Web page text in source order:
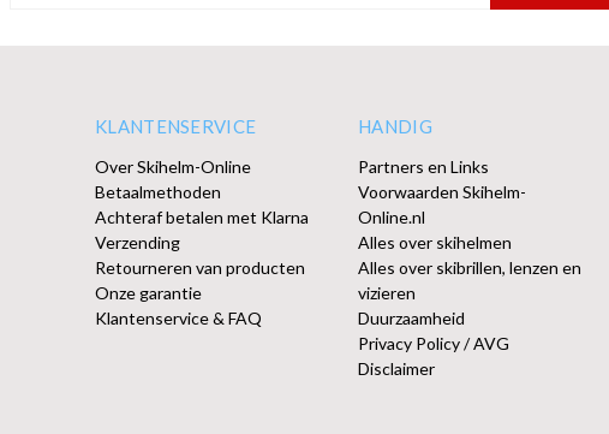
KLANTENSERVICE
Over Skihelm-Online
Betaalmethoden
Achteraf betalen met Klarna
Verzending
Retourneren van producten
Onze garantie
Klantenservice & FAQ
HANDIG
Partners en Links
Voorwaarden Skihelm-
Online.nl
Alles over skihelmen
Alles over skibrillen, lenzen en
vizieren
Duurzaamheid
Privacy Policy / AVG
Disclaimer